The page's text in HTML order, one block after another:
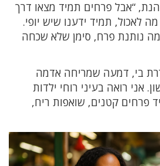
“אבל פרחים תמיד מצאו דרך
לאכול, תמיד ידענו שיש יופי.
נותנת פרח, סימן שלא שכחה
בי, דמעה שמריחה אדמה
אני רואה בעיני רוחי ילדות
פרחים קטנים, שואפות ריח,